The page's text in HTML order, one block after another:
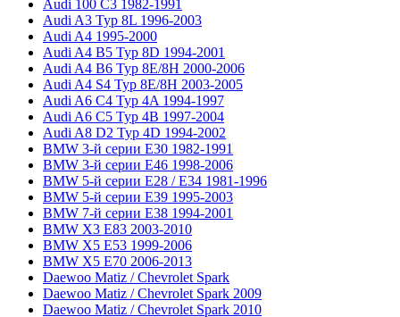
Audi 100 C3 1982-1991
Audi A3 Typ 8L 1996-2003
Audi A4 1995-2000
Audi A4 B5 Typ 8D 1994-2001
Audi A4 B6 Typ 8E/8H 2000-2006
Audi A4 S4 Typ 8E/8H 2003-2005
Audi A6 C4 Typ 4A 1994-1997
Audi A6 C5 Typ 4B 1997-2004
Audi A8 D2 Typ 4D 1994-2002
BMW 3-й серии E30 1982-1991
BMW 3-й серии E46 1998-2006
BMW 5-й серии E28 / E34 1981-1996
BMW 5-й серии E39 1995-2003
BMW 7-й серии E38 1994-2001
BMW X3 E83 2003-2010
BMW X5 E53 1999-2006
BMW X5 E70 2006-2013
Daewoo Matiz / Chevrolet Spark
Daewoo Matiz / Chevrolet Spark 2009
Daewoo Matiz / Chevrolet Spark 2010